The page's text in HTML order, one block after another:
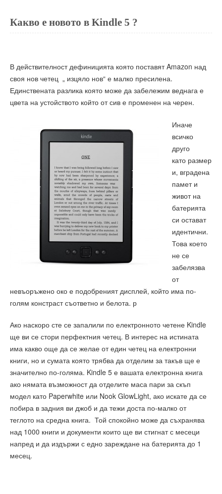
Какво е новото в Kindle 5 ?
В действителност дефиницията която поставят Amazon над
своя нов четец „ изцяло нов“ е малко пресилена.
Единствената разлика която може да забележим веднага е
цвета на устойството който от сив е променен на черен.
Иначе
всичко
друго
като размер
и, вградена
памет и
живот на
батерията
си остават
идентични.
Това което
не се
забелязва
от
невъоръжено око е подобреният дисплей, който има по-
голям констраст съответно и белота. р
Ако наскоро сте се запалили по електронното четене Kindle
ще ви се стори перфектния четец. В интерес на истината
има какво още да се желае от един четец на електронни
книги, но и сумата която трябва да отделим за такъв ще е
значително по-голяма. Kindle 5 е вашата електронна книга
ако нямата възможност да отделите маса пари за скъп
модел като Paperwhite или Nook GlowLight, ако искате да се
побира в задния ви джоб и да тежи доста по-малко от
теглото на средна книга. Той спокойно може да съхранява
над 1000 книги и документи които ще ви стигнат с месеци
напред и да издържи с едно зареждане на батерията до 1
месец.